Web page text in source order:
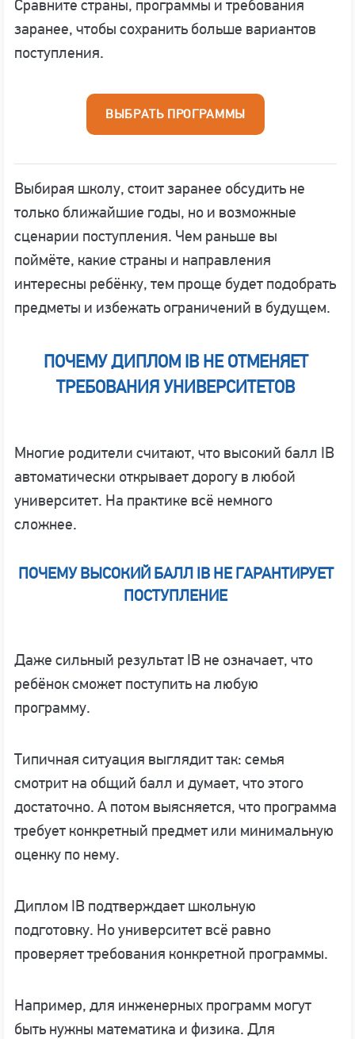
Сравните страны, программы и требования
заранее, чтобы сохранить больше вариантов
поступления.
ВЫБРАТЬ ПРОГРАММЫ
Выбирая школу, стоит заранее обсудить не
только ближайшие годы, но и возможные
сценарии поступления. Чем раньше вы
поймёте, какие страны и направления
интересны ребёнку, тем проще будет подобрать
предметы и избежать ограничений в будущем.
ПОЧЕМУ ДИПЛОМ IB НЕ ОТМЕНЯЕТ
ТРЕБОВАНИЯ УНИВЕРСИТЕТОВ
Многие родители считают, что высокий балл IB
автоматически открывает дорогу в любой
университет. На практике всё немного
сложнее.
ПОЧЕМУ ВЫСОКИЙ БАЛЛ IB НЕ ГАРАНТИРУЕТ
ПОСТУПЛЕНИЕ
Даже сильный результат IB не означает, что
ребёнок сможет поступить на любую
программу.
Типичная ситуация выглядит так: семья
смотрит на общий балл и думает, что этого
достаточно. А потом выясняется, что программа
требует конкретный предмет или минимальную
оценку по нему.
Диплом IB подтверждает школьную
подготовку. Но университет всё равно
проверяет требования конкретной программы.
Например, для инженерных программ могут
быть нужны математика и физика. Для